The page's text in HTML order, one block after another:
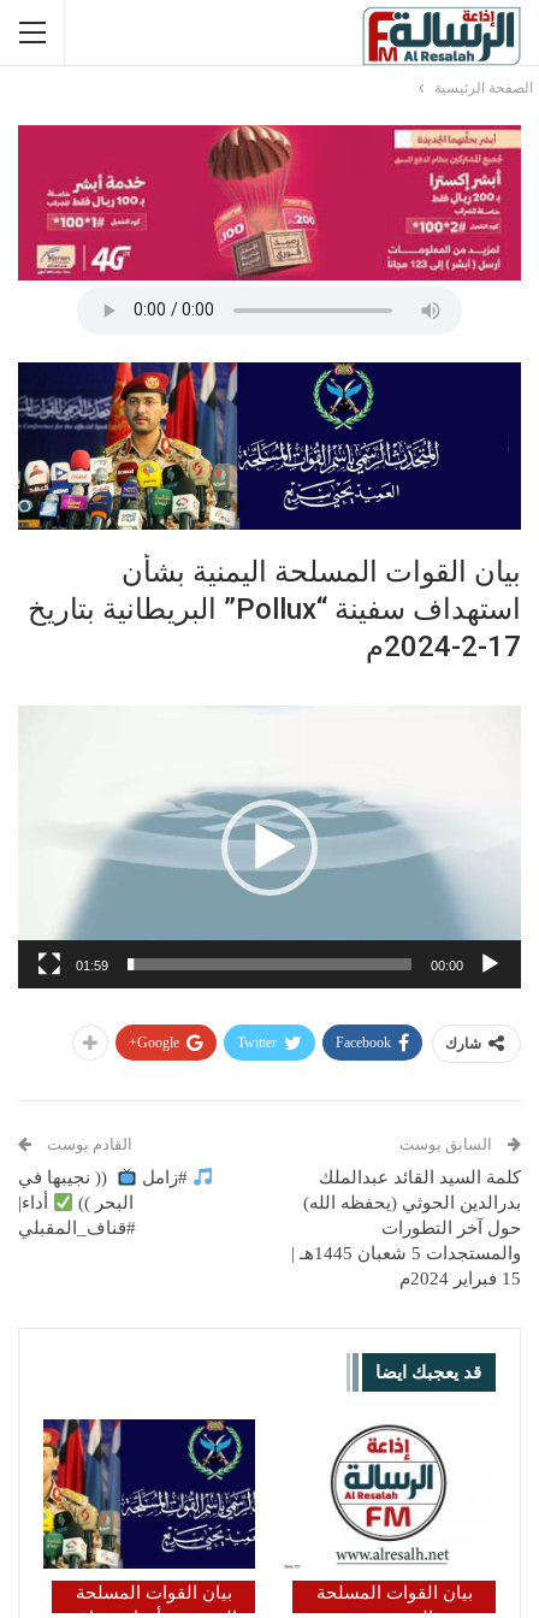
الصفحة الرئيسية
بيان القوات المسلحة اليمنية بشأن
استهداف سفينة “Pollux” البريطانية بتاريخ
17-2-2024م
00:00
01:59
شارك Facebook
Twitter
Google+
السابق بوست
كلمة السيد القائد عبدالملك
بدرالدين الحوثي (يحفظه الله)
حول آخر التطورات
والمستجدات 5 شعبان 1445هـ |
15 فبراير 2024م
القادم بوست
#زامل
(( نجيبها في
البحر ))
أداء|
#قناف_المقبلي
قد يعجبك ايضا
بيان القوات المسلحة
بيان القوات المسلحة